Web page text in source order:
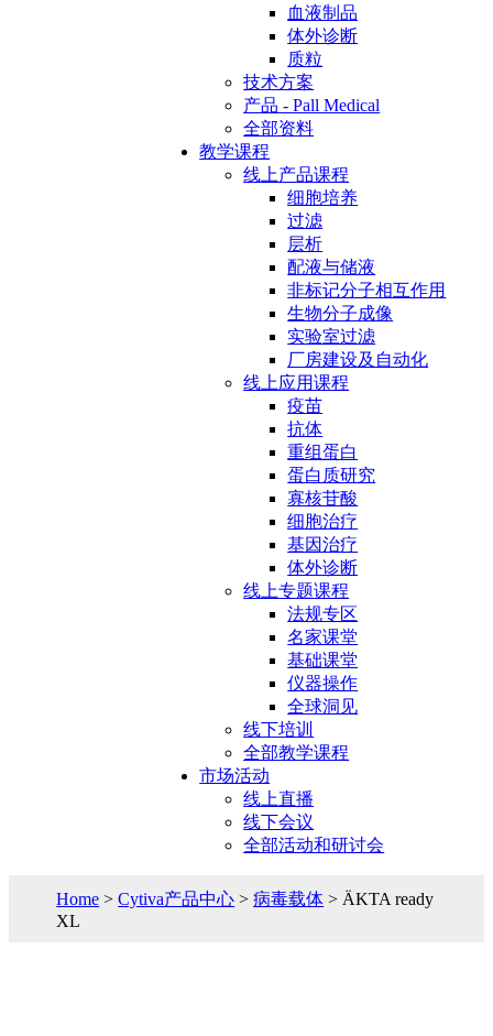
血液制品
体外诊断
质粒
技术方案
产品 - Pall Medical
全部资料
教学课程
线上产品课程
细胞培养
过滤
层析
配液与储液
非标记分子相互作用
生物分子成像
实验室过滤
厂房建设及自动化
线上应用课程
疫苗
抗体
重组蛋白
蛋白质研究
寡核苷酸
细胞治疗
基因治疗
体外诊断
线上专题课程
法规专区
名家课堂
基础课堂
仪器操作
全球洞见
线下培训
全部教学课程
市场活动
线上直播
线下会议
全部活动和研讨会
Home >Cytiva产品中心 >病毒载体 > ÄKTA ready
XL